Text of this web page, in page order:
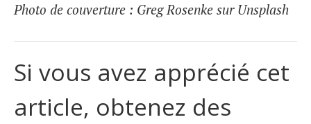
Photo de couverture : Greg Rosenke sur Unsplash
Si vous avez apprécié cet
article, obtenez des